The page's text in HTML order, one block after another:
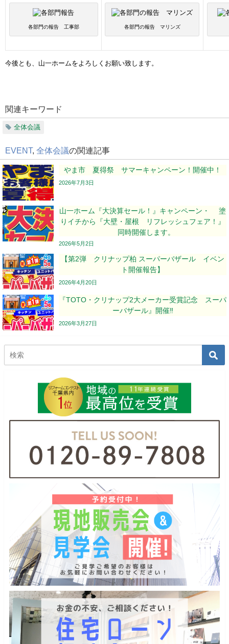
各部門の報告 工事部 各部門の報告 マリンズ
今後とも、山一ホームをよろしくお願い致します。
関連キーワード
全体会議
EVENT, 全体会議の関連記事
やま市 夏得祭 サマーキャンペーン！開催中！
2026年7月3日
山一ホーム『大決算セール！』キャンペーン・ 塗
りイチから『大壁・屋根 リフレッシュフェア！』
同時開催します。
2026年5月2日
【第2弾 クリナップ柏 スーパーバザール イベン
ト開催報告】
2026年4月20日
『TOTO・クリナップ2大メーカー受賞記念 スーパ
ーバザール』開催‼
2026年3月27日